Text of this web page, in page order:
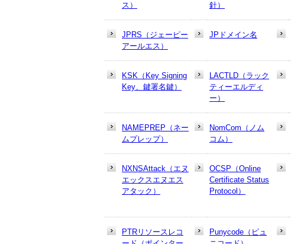
ス）
針）
JPRS（ジェーピー
アールエス）
JPドメイン名
KSK（Key Signing
Key、鍵署名鍵）
LACTLD（ラック
ティーエルディ
ー）
NAMEPREP（ネー
ムプレップ）
NomCom（ノム
コム）
NXNSAttack（エヌ
エックスエヌエス
アタック）
OCSP（Online
Certificate Status
Protocol）
PTRリソースレコ
Punycode（ピュ